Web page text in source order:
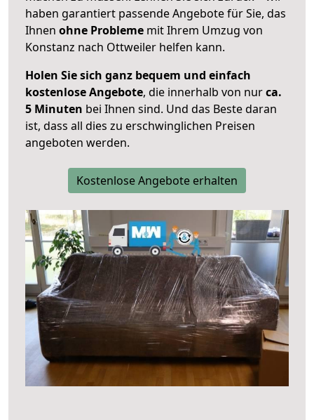
haben garantiert passende Angebote für Sie, das
Ihnen ohne Probleme mit Ihrem Umzug von
Konstanz nach Ottweiler helfen kann.
Holen Sie sich ganz bequem und einfach
kostenlose Angebote, die innerhalb von nurca.
5 Minuten bei Ihnen sind. Und das Beste daran
ist, dass all dies zu erschwinglichen Preisen
angeboten werden.
Kostenlose Angebote erhalten